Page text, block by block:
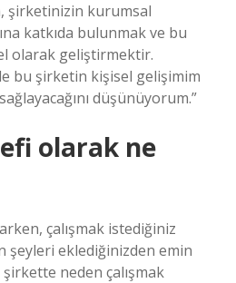
şirketinizin kurumsal
katkıda bulunmak ve bu
olarak geliştirmektir.
bu şirketin kişisel gelişimim
düşünüyorum.”
olarak ne
çalışmak istediğiniz
şeyleri eklediğinizden emin
neden çalışmak